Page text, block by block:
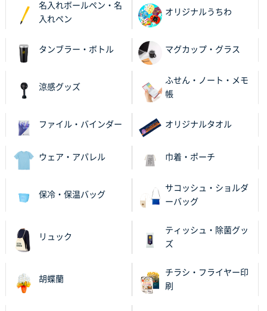
前回同様、安心できるから
uni ジェットストリーム 05300枚
何度か注文していて、満足していたから
のしメモ100P800枚
のし文言が変更できたのと価格。
ワンポイント箔押し紙袋 Sサイズ(A5対応)
営業ご担当者さまより、ご丁寧なサポートをいただ
き、他のネット印刷サービスよりも安心して購入まで
大阪府V社様
【ポリ袋】特別ご注文ページ 3000枚
名入れボールペン・名
入れペン
オリジナルうちわ
タンブラー・ボトル マグカップ・グラス
涼感グッズ
ふせん・ノート・メモ
帳
ファイル・バインダー オリジナルタオル
ウェア・アパレル 巾着・ポーチ
保冷・保温バッグ
サコッシュ・ショルダ
ーバッグ
リュック
ティッシュ・除菌グッ
ズ
胡蝶蘭
チラシ・フライヤー印
刷